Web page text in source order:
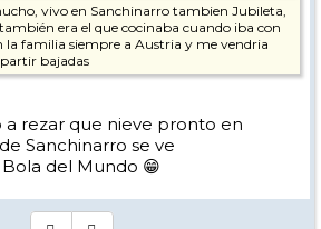
vivo en Sanchinarro tambien Jubileta,
era el que cocinaba cuando iba con
la familia siempre a Austria y me vendria
bajadas
rezar que nieve pronto en
Sanchinarro se ve
del Mundo 😁